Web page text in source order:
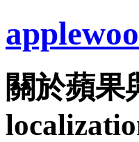
關於蘋果